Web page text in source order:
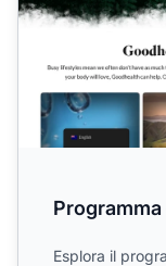
Esplora il